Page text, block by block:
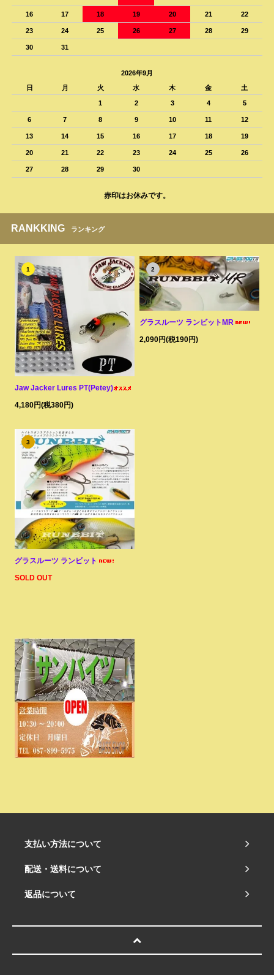
16 17 18 19 20 21 22
23 24 25 26 27 28 29
30 31
2026年9月
日
月 火 水 木 金 土
1 2 3 4 5
6 7 8 9 10 11 12
13 14 15 16 17 18 19
20 21 22 23 24 25 26
27 28 29 30
赤印はお休みです。
RANKKING ランキング
1
Jaw Jacker Lures PT(Petey)
4,180円(税380円)
2
グラスルーツ ランビットMR
2,090円(税190円)
3
グラスルーツ ランビット
SOLD OUT
支払い方法について
配送・送料について
返品について